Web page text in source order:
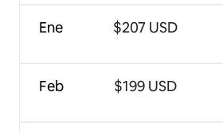
Ene
Feb
$207 USD
$199 USD